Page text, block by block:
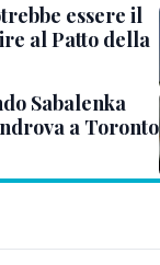
essere il
al Patto della
Sabalenka
a Toronto